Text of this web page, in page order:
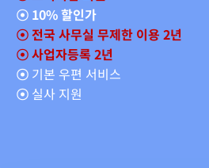
☉ 10% 할인가
☉ 전국 사무실 무제한 이용 2년
☉ 사업자등록 2년
☉ 기본 우편 서비스
☉ 실사 지원